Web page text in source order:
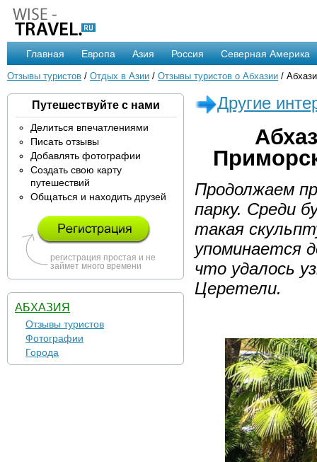
Главная Европа Азия Россия Северная Америка
Отзывы туристов / Отдых в Азии / Отзывы туристов о Абхазии /
Путешествуйте с нами
Делиться впечатлениями
Писать отзывы
Добавлять фотографии
Создать свою карту
путешествий
Общаться и находить друзей
регистрация простая и не
займет много времени
АБХАЗИЯ
Отзывы туристов
Фотографии
Города
Другие
Продолжаем
парку. Среди
такая
упоминается
что удалось
Церетели.